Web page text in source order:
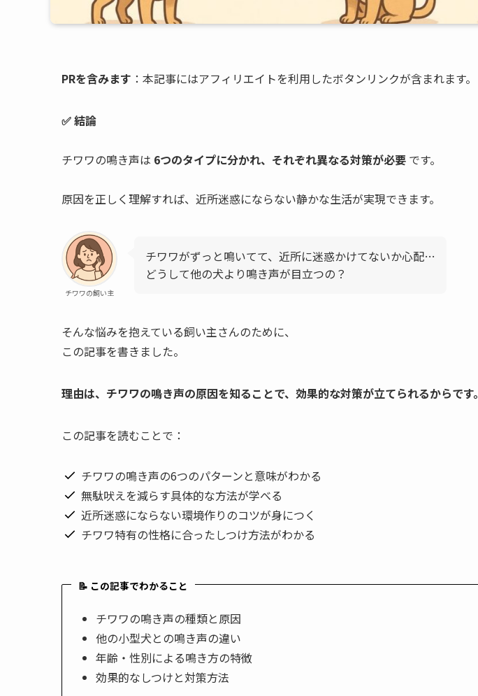
PRを含みます ：本記事にはアフィリエイトを利用したボタンリンクが含まれます。
✅ 結論
チワワの鳴き声は 6つのタイプに分かれ、それぞれ異なる対策が必要 です。
原因を正しく理解すれば、近所迷惑にならない静かな生活が実現できます。
チワワの飼い主
チワワがずっと鳴いてて、近所に迷惑かけてないか心配…
どうして他の犬より鳴き声が目立つの？
そんな悩みを抱えている飼い主さんのために、
この記事を書きました。
理由は、チワワの鳴き声の原因を知ることで、効果的な対策が立てられるからです。
この記事を読むことで：
チワワの鳴き声の6つのパターンと意味がわかる
無駄吠えを減らす具体的な方法が学べる
近所迷惑にならない環境作りのコツが身につく
チワワ特有の性格に合ったしつけ方法がわかる
📝 この記事でわかること
チワワの鳴き声の種類と原因
他の小型犬との鳴き声の違い
年齢・性別による鳴き方の特徴
効果的なしつけと対策方法